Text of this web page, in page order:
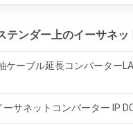
テンダー上のイーサネッ
ケーブル延長コンバーター
ーサネットコンバーター IP